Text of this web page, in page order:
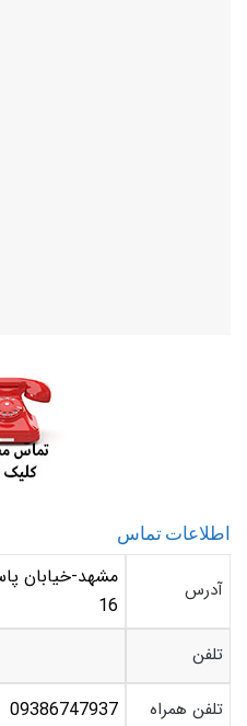
اطلاعات تماس
آدرس
16
تلفن
تلفن همراه 09386747937